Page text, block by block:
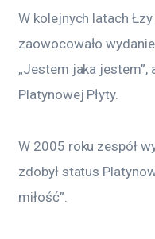
W kolejnych latach
zaowocowało
„Jestem jaka jestem”,
Platynowej Płyty.
W 2005 roku zespół
zdobył status
miłość”.